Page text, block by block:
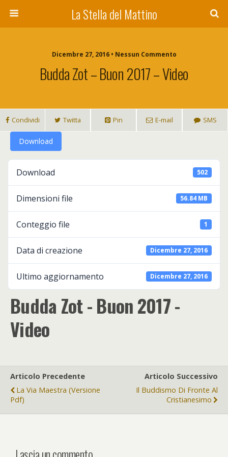
La Stella del Mattino
Dicembre 27, 2016 • Nessun Commento
Budda Zot – Buon 2017 – Video
Condividi Twitta Pin E-mail SMS
Download
Download 502
Dimensioni file 56.84 MB
Conteggio file 1
Data di creazione Dicembre 27, 2016
Ultimo aggiornamento Dicembre 27, 2016
Budda Zot - Buon 2017 -
Video
Articolo Precedente
La Via Maestra (versione
Pdf)
Articolo Successivo
Il Buddismo Di Fronte Al
Cristianesimo